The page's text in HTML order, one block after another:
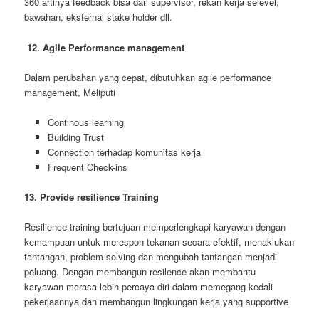
bawahan, eksternal stake holder dll.
12. Agile Performance management
Dalam perubahan yang cepat, dibutuhkan agile performance
management, Meliputi
Continous learning
Building Trust
Connection terhadap komunitas kerja
Frequent Check-ins
13. Provide resilience Training
Resilience training bertujuan memperlengkapi karyawan dengan
kemampuan untuk merespon tekanan secara efektif, menaklukan
tantangan, problem solving dan mengubah tantangan menjadi
peluang. Dengan membangun resilence akan membantu
karyawan merasa lebih percaya diri dalam memegang kedali
pekerjaannya dan membangun lingkungan kerja yang supportive